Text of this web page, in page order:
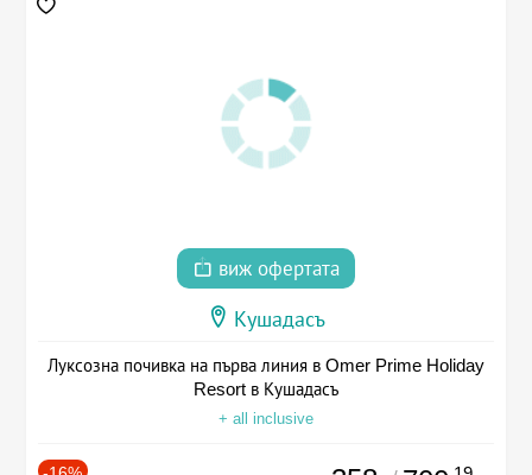
виж офертата
Кушадасъ
Луксозна почивка на първа линия в Omer Prime Holiday
Resort в Кушадасъ
+ all inclusive